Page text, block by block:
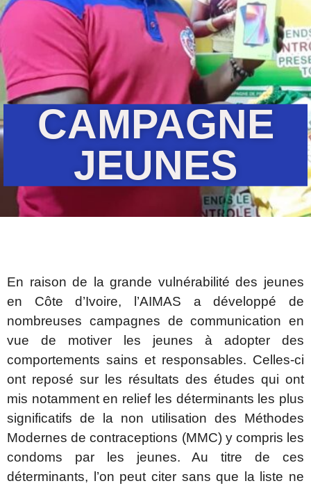
CAMPAGNE
JEUNES
En raison de la grande vulnérabilité des jeunes
en Côte d’Ivoire, l’AIMAS a développé de
nombreuses campagnes de communication en
vue de motiver les jeunes à adopter des
comportements sains et responsables. Celles-ci
ont reposé sur les résultats des études qui ont
mis notamment en relief les déterminants les plus
significatifs de la non utilisation des Méthodes
Modernes de contraceptions (MMC) y compris les
condoms par les jeunes. Au titre de ces
déterminants, l’on peut citer sans que la liste ne